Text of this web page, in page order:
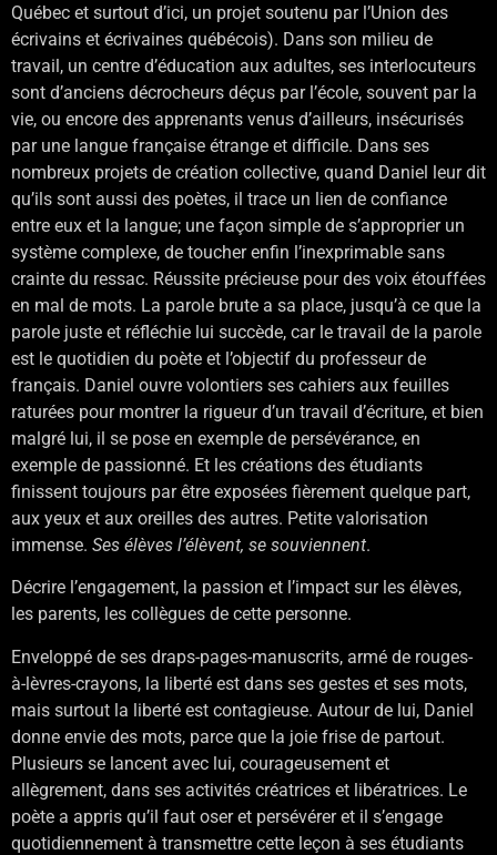
Québec et surtout d’ici, un projet soutenu par l’Union des
écrivains et écrivaines québécois). Dans son milieu de
travail, un centre d’éducation aux adultes, ses interlocuteurs
sont d’anciens décrocheurs déçus par l’école, souvent par la
vie, ou encore des apprenants venus d’ailleurs, insécurisés
par une langue française étrange et difficile. Dans ses
nombreux projets de création collective, quand Daniel leur dit
qu’ils sont aussi des poètes, il trace un lien de confiance
entre eux et la langue; une façon simple de s’approprier un
système complexe, de toucher enfin l’inexprimable sans
crainte du ressac. Réussite précieuse pour des voix étouffées
en mal de mots. La parole brute a sa place, jusqu’à ce que la
parole juste et réfléchie lui succède, car le travail de la parole
est le quotidien du poète et l’objectif du professeur de
français. Daniel ouvre volontiers ses cahiers aux feuilles
raturées pour montrer la rigueur d’un travail d’écriture, et bien
malgré lui, il se pose en exemple de persévérance, en
exemple de passionné. Et les créations des étudiants
finissent toujours par être exposées fièrement quelque part,
aux yeux et aux oreilles des autres. Petite valorisation
immense. Ses élèves l’élèvent, se souviennent.
Décrire l’engagement, la passion et l’impact sur les élèves,
les parents, les collègues de cette personne.
Enveloppé de ses draps-pages-manuscrits, armé de rouges-
à-lèvres-crayons, la liberté est dans ses gestes et ses mots,
mais surtout la liberté est contagieuse. Autour de lui, Daniel
donne envie des mots, parce que la joie frise de partout.
Plusieurs se lancent avec lui, courageusement et
allègrement, dans ses activités créatrices et libératrices. Le
poète a appris qu’il faut oser et persévérer et il s’engage
quotidiennement à transmettre cette leçon à ses étudiants